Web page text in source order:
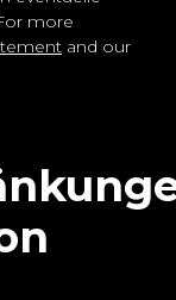
more
and our